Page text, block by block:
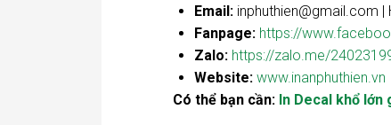
Email: inphuthien@gmail.com
Fanpage: https://
Zalo: https://zalo.me/
Website: www.inanphuthien.vn
Có thể bạn cần: In Decal khổ lớn